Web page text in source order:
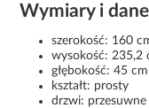
Wymiary i
szerokość: 160
wysokość: 235,2
głębokość: 45 cm
kształt: prosty
drzwi: przesuwne